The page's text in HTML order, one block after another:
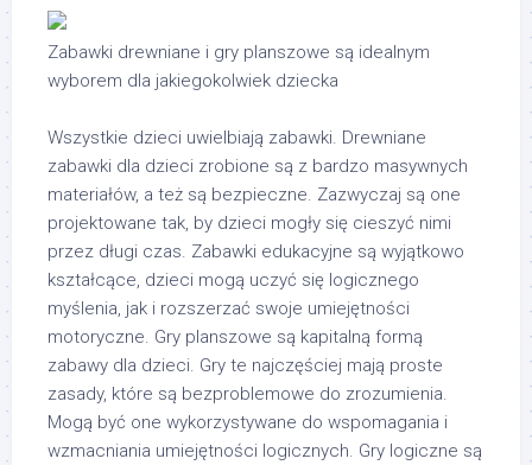
Zabawki drewniane i gry planszowe są idealnym
wyborem dla jakiegokolwiek dziecka
Wszystkie dzieci uwielbiają zabawki. Drewniane
zabawki dla dzieci zrobione są z bardzo masywnych
materiałów, a też są bezpieczne. Zazwyczaj są one
projektowane tak, by dzieci mogły się cieszyć nimi
przez długi czas. Zabawki edukacyjne są wyjątkowo
kształcące, dzieci mogą uczyć się logicznego
myślenia, jak i rozszerzać swoje umiejętności
motoryczne. Gry planszowe są kapitalną formą
zabawy dla dzieci. Gry te najczęściej mają proste
zasady, które są bezproblemowe do zrozumienia.
Mogą być one wykorzystywane do wspomagania i
wzmacniania umiejętności logicznych. Gry logiczne są